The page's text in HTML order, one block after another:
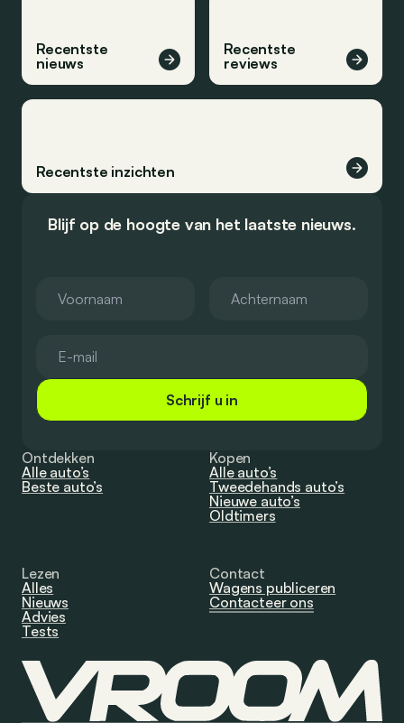
Recentste
nieuws
Recentste
reviews
Recentste inzichten
Blijf op de hoogte van het laatste nieuws.
Schrijf u in
Ontdekken
Alle auto’s
Beste auto’s
Kopen
Alle auto’s
Tweedehands auto’s
Nieuwe auto’s
Oldtimers
Lezen
Alles
Nieuws
Advies
Tests
Contact
Wagens publiceren
Contacteer ons